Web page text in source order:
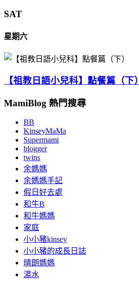
SAT
星期六
【祖教日語小兒科】點餐篇（下）
MamiBlog 熱門搜尋
BB
KinseyMaMa
Supermami
blogger
twins
余媽媽
余媽媽手記
假日好去處
和牛B
和牛媽媽
家庭
小小豬kinsey
小小豬的成長日誌
晴朗媽媽
湯水